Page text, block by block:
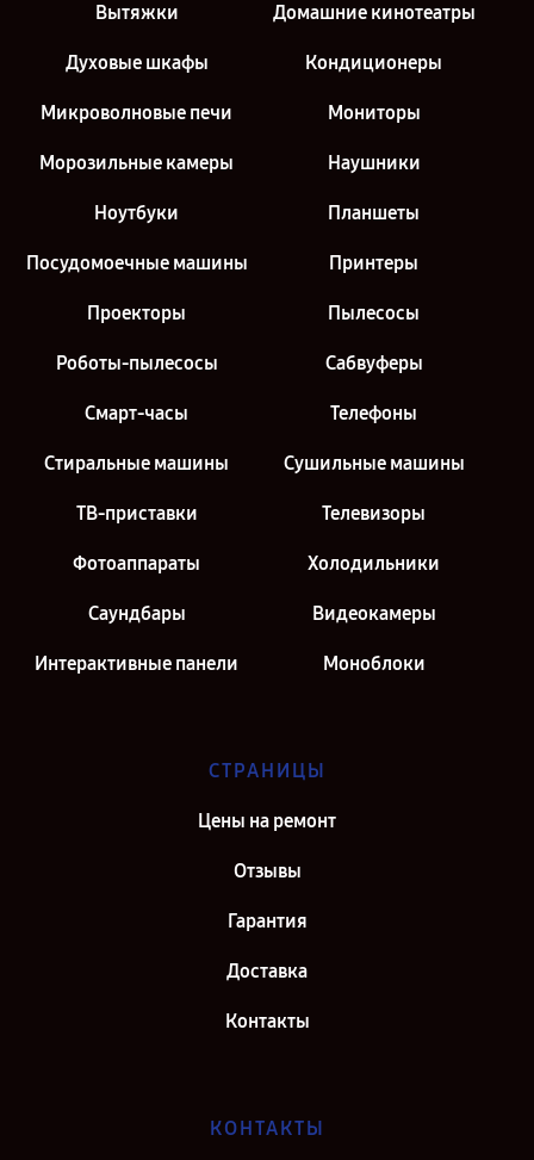
Вытяжки Домашние кинотеатры
Духовые шкафы Кондиционеры
Микроволновые печи Мониторы
Морозильные камеры Наушники
Ноутбуки Планшеты
Посудомоечные машины Принтеры
Проекторы Пылесосы
Роботы-пылесосы Сабвуферы
Смарт-часы Телефоны
Стиральные машины Сушильные машины
ТВ-приставки Телевизоры
Фотоаппараты Холодильники
Саундбары Видеокамеры
Интерактивные панели Моноблоки
СТРАНИЦЫ
Цены на ремонт
Отзывы
Гарантия
Доставка
Контакты
КОНТАКТЫ